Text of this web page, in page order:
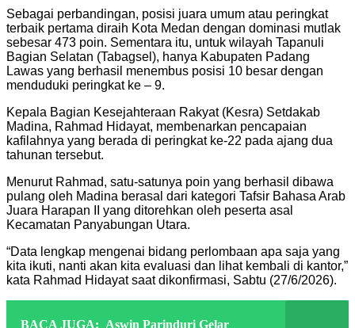
Sebagai perbandingan, posisi juara umum atau peringkat
terbaik pertama diraih Kota Medan dengan dominasi mutlak
sebesar 473 poin. Sementara itu, untuk wilayah Tapanuli
Bagian Selatan (Tabagsel), hanya Kabupaten Padang
Lawas yang berhasil menembus posisi 10 besar dengan
menduduki peringkat ke – 9.
Kepala Bagian Kesejahteraan Rakyat (Kesra) Setdakab
Madina, Rahmad Hidayat, membenarkan pencapaian
kafilahnya yang berada di peringkat ke-22 pada ajang dua
tahunan tersebut.
Menurut Rahmad, satu-satunya poin yang berhasil dibawa
pulang oleh Madina berasal dari kategori Tafsir Bahasa Arab
Juara Harapan II yang ditorehkan oleh peserta asal
Kecamatan Panyabungan Utara.
“Data lengkap mengenai bidang perlombaan apa saja yang
kita ikuti, nanti akan kita evaluasi dan lihat kembali di kantor,”
kata Rahmad Hidayat saat dikonfirmasi, Sabtu (27/6/2026).
BACA JUGA: Aswin Parinduri Gelar